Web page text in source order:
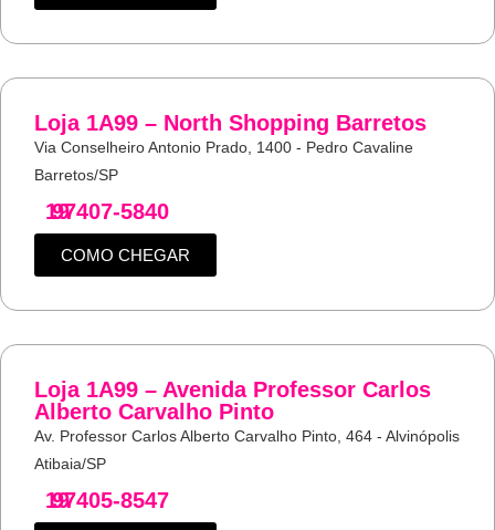
Loja 1A99 – North Shopping Barretos
Via Conselheiro Antonio Prado, 1400 - Pedro Cavaline
Barretos/SP
19
97407-5840
COMO CHEGAR
Loja 1A99 – Avenida Professor Carlos
Alberto Carvalho Pinto
Av. Professor Carlos Alberto Carvalho Pinto, 464 - Alvinópolis
Atibaia/SP
19
97405-8547